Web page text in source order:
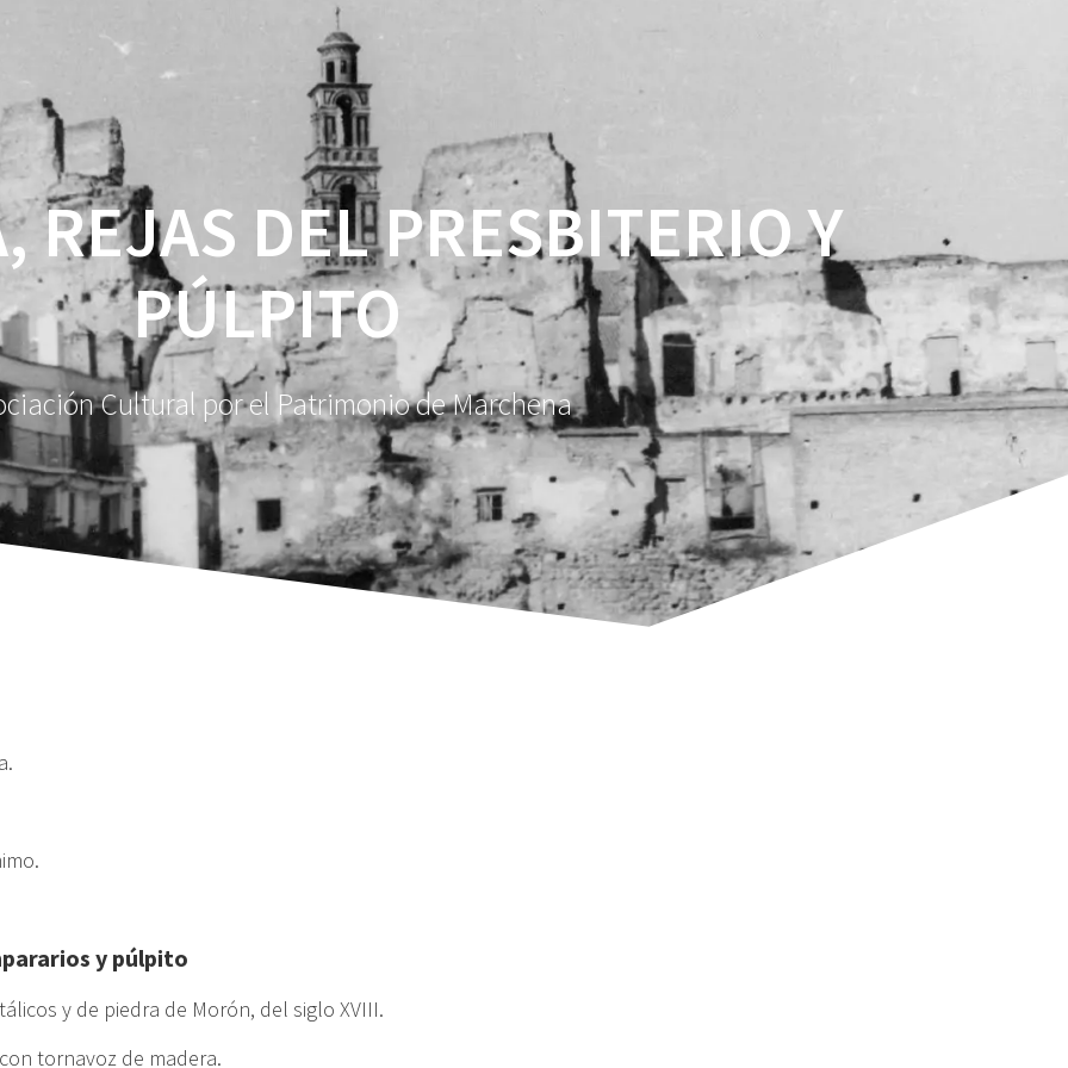
REJAS DEL PRESBITERIO Y
PÚLPITO
Cultural por el Patrimonio de Marchena
y púlpito
y de piedra de Morón, del siglo XVIII.
tornavoz de madera.